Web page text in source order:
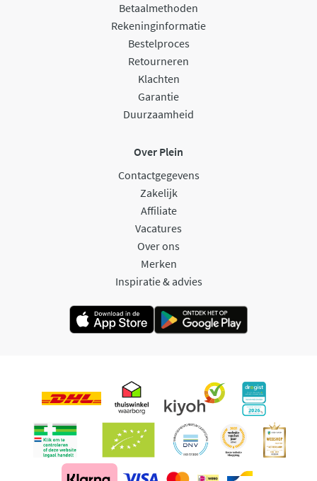
Betaalmethoden
Rekeninginformatie
Bestelproces
Retourneren
Klachten
Garantie
Duurzaamheid
Over Plein
Contactgegevens
Zakelijk
Affiliate
Vacatures
Over ons
Merken
Inspiratie & advies